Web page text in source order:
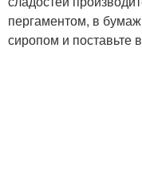
пергаментом, в
сиропом и поставьте